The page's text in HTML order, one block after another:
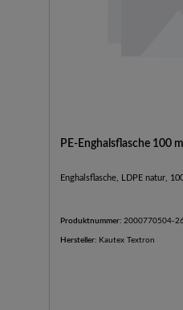
PE-Enghalsflasche 100
Enghalsflasche, LDPE natur,
Produktnummer: 2000770504-
Hersteller: Kautex Textron